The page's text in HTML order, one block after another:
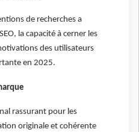
de recherches a
la capacité à cerner les
des utilisateurs
en 2025.
rassurant pour les
originale et cohérente